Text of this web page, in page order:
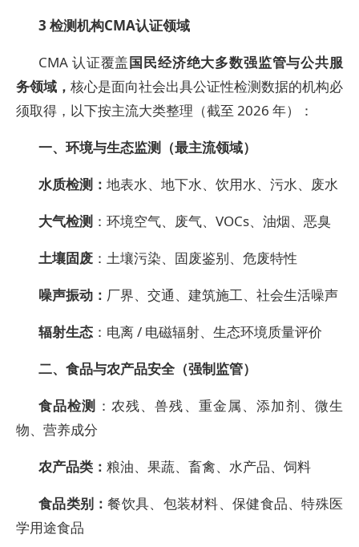
3 检测机构CMA认证领域
CMA 认证覆盖国民经济绝大多数强监管与公共服
务领域， 核心是面向社会出具公证性检测数据的机构必
须取得，以下按主流大类整理（截至 2026 年）：
一、环境与生态监测（最主流领域）
水质检测： 地表水、地下水、饮用水、污水、废水
大气检测 ：环境空气、废气、VOCs、油烟、恶臭
土壤固废 ：土壤污染、固废鉴别、危废特性
噪声振动： 厂界、交通、建筑施工、社会生活噪声
辐射生态 ：电离 / 电磁辐射、生态环境质量评价
二、食品与农产品安全（强制监管）
食品检测 ：农残、兽残、重金属、添加剂、微生
物、营养成分
农产品类： 粮油、果蔬、畜禽、水产品、饲料
食品类别：餐饮具、包装材料、保健食品、特殊医
学用途食品